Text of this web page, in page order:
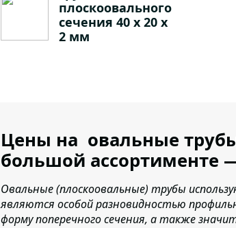
плоскоовального
сечения 40 х 20 х
2 мм
Цены на овальные
большой ассортименте
Овальные (плоскоовальные) трубы
являются особой разновидностью
форму поперечного сечения, а также